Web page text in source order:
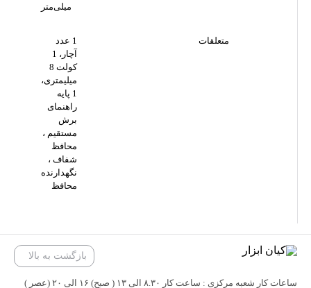
میلی‌متر
متعلقات
1 عدد
آچار، 1
کولت 8
میلیمتری،
1 پایه
راهنمای
برش
مستقیم ،
محافظ
شفاف ،
نگهدارنده
محافظ
بازگشت به بالا
ساعات کار شعبه مرکزی : ساعت کار ۸.۳۰ الی ۱۳ ( صبح) ۱۶ الی ۲۰ (عصر )